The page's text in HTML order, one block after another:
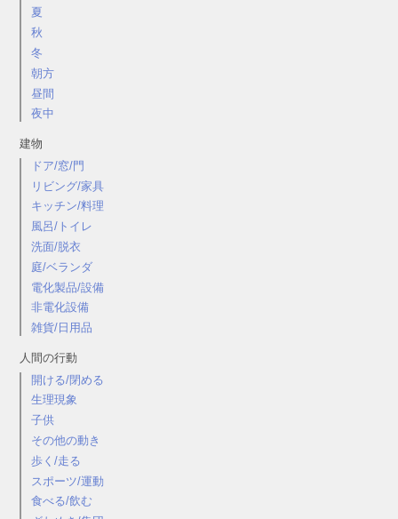
夏
秋
冬
朝方
昼間
夜中
建物
ドア/窓/門
リビング/家具
キッチン/料理
風呂/トイレ
洗面/脱衣
庭/ベランダ
電化製品/設備
非電化設備
雑貨/日用品
人間の行動
開ける/閉める
生理現象
子供
その他の動き
歩く/走る
スポーツ/運動
食べる/飲む